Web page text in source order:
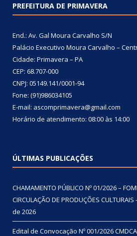
PREFEITURA DE PRIMAVERA
End.: Av. Gal Moura Carvalho S/N
Palácio Executivo Moura Carvalho –
Cidade: Primavera – PA
CEP: 68.707-000
CNPJ: 05149.141/0001-94
Fone: (91)986034105
E-mail: ascomprimavera@gmail.com
Horário de atendimento: 08:00 às 14:00
ÚLTIMAS PUBLICAÇÕES
CHAMAMENTO PÚBLICO Nº 01/2026 –
CIRCULAÇÃO DE PRODUÇÕES
de 2026
Edital de Convocação Nº 001/2026 CMDCA